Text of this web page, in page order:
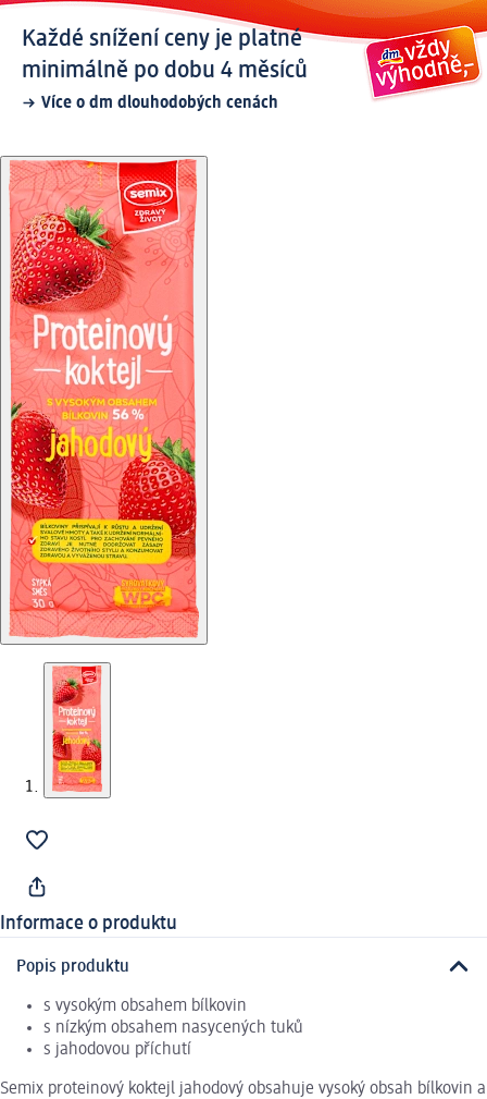
Každé snížení ceny je platné
minimálně po dobu 4 měsíců
Více o dm dlouhodobých cenách
Informace o produktu
Popis produktu
s vysokým obsahem bílkovin
s nízkým obsahem nasycených tuků
s jahodovou příchutí
Semix proteinový koktejl jahodový obsahuje vysoký obsah bílkovin a